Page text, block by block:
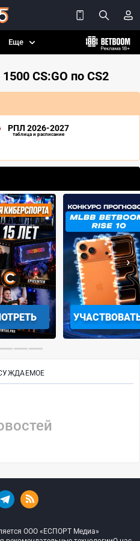
Еще
CS:GO по CS2
РПЛ 2026-2027
таблица и расписание
›
ООО «ЕСПОРТ Медиа»